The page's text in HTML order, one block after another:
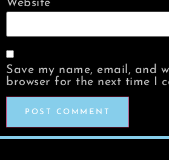
Website
Save my name, email, and
browser for the next time I